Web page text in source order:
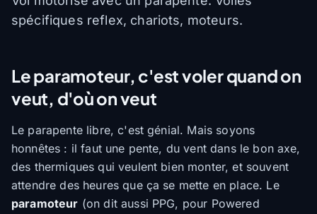
spécifiques reflex, chariots, moteurs.
Le paramoteur, c'est voler quand on
veut, d'où on veut
Le parapente libre, c'est génial. Mais soyons
honnêtes : il faut une pente, du vent dans le bon axe,
des thermiques qui veulent bien monter, et souvent
attendre des heures que ça se mette en place. Le
paramoteur (on dit aussi PPG, pour Powered